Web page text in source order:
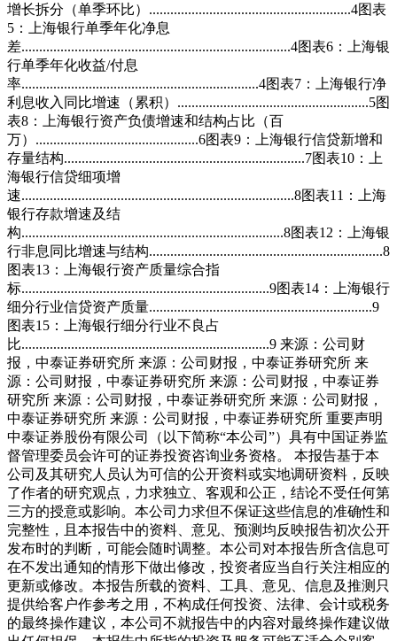
增长拆分（单季环比）.........................................................4图表
5：上海银行单季年化净息
差............................................................................4图表6：上海银
行单季年化收益/付息
率...................................................................4图表7：上海银行净
利息收入同比增速（累积）......................................................5图
表8：上海银行资产负债增速和结构占比（百
万）..............................................6图表9：上海银行信贷新增和
存量结构....................................................................7图表10：上
海银行信贷细项增
速.............................................................................8图表11：上海
银行存款增速及结
构..........................................................................8图表12：上海银
行非息同比增速与结构..................................................................8
图表13：上海银行资产质量综合指
标......................................................................9图表14：上海银行
细分行业信贷资产质量...............................................................9
图表15：上海银行细分行业不良占
比......................................................................9 来源：公司财
报，中泰证券研究所 来源：公司财报，中泰证券研究所 来
源：公司财报，中泰证券研究所 来源：公司财报，中泰证券
研究所 来源：公司财报，中泰证券研究所 来源：公司财报，
中泰证券研究所 来源：公司财报，中泰证券研究所 重要声明
中泰证券股份有限公司（以下简称“本公司”）具有中国证券监
督管理委员会许可的证券投资咨询业务资格。 本报告基于本
公司及其研究人员认为可信的公开资料或实地调研资料，反映
了作者的研究观点，力求独立、客观和公正，结论不受任何第
三方的授意或影响。本公司力求但不保证这些信息的准确性和
完整性，且本报告中的资料、意见、预测均反映报告初次公开
发布时的判断，可能会随时调整。本公司对本报告所含信息可
在不发出通知的情形下做出修改，投资者应当自行关注相应的
更新或修改。本报告所载的资料、工具、意见、信息及推测只
提供给客户作参考之用，不构成任何投资、法律、会计或税务
的最终操作建议，本公司不就报告中的内容对最终操作建议做